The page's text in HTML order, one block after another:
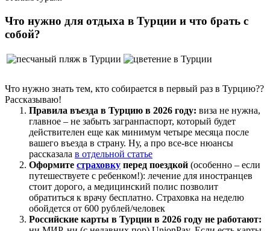
Что нужно для отдыха в Турции и что брать с
собой?
Что нужно знать тем, кто собирается в первый раз в Турцию??
Рассказываю!
Правила въезда в Турцию в 2026 году: виза не нужна,
главное – не забыть загранпаспорт, который будет
действителен еще как минимум четыре месяца после
вашего въезда в страну. Ну, а про все-все нюансы
рассказала в отдельной статье
Оформите страховку перед поездкой (особенно – если
путешествуете с ребенком!): лечение для иностранцев
стоит дорого, а медицинский полис позволит
обратиться к врачу бесплатно. Страховка на неделю
обойдется от 600 рублей/человек
Российские карты в Турции в 2026 году не работают: